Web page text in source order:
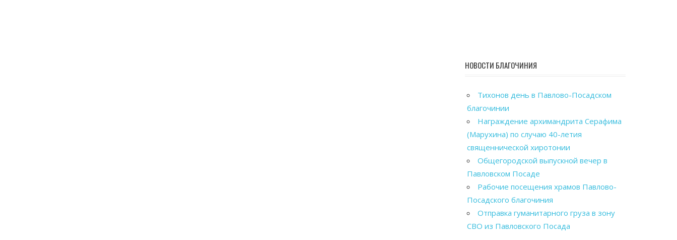
НОВОСТИ БЛАГОЧИНИЯ
Тихонов день в Павлово-Посадском
благочинии
Награждение архимандрита Серафима
(Марухина) по случаю 40-летия
священнической хиротонии
Общегородской выпускной вечер в
Павловском Посаде
Рабочие посещения храмов Павлово-
Посадского благочиния
Отправка гуманитарного груза в зону
СВО из Павловского Посада